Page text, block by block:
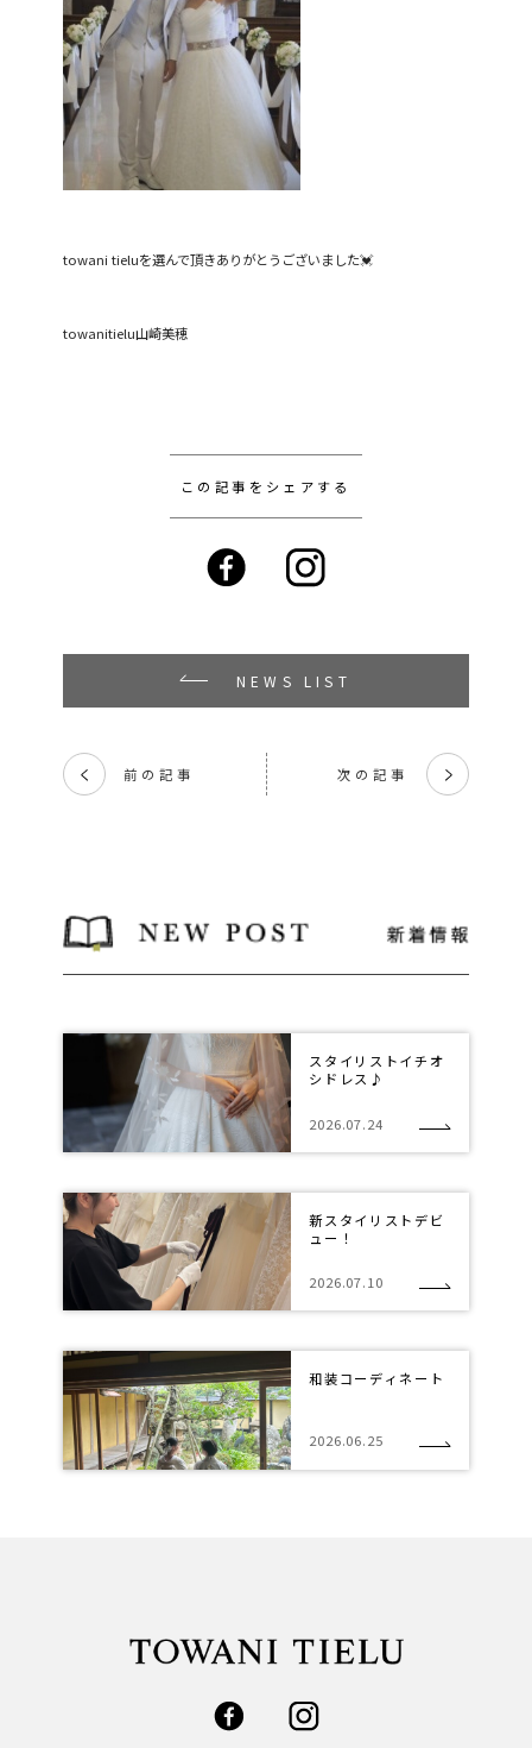
towani tieluを選んで頂きありがとうございました💓
towanitielu山崎美穂
この記事をシェアする
NEWS LIST
く 前の記事 次の記事 く
スタイリストイチオ
シドレス♪
2026.07.24
新スタイリストデビ
ュー！
2026.07.10
和装コーディネート
2026.06.25